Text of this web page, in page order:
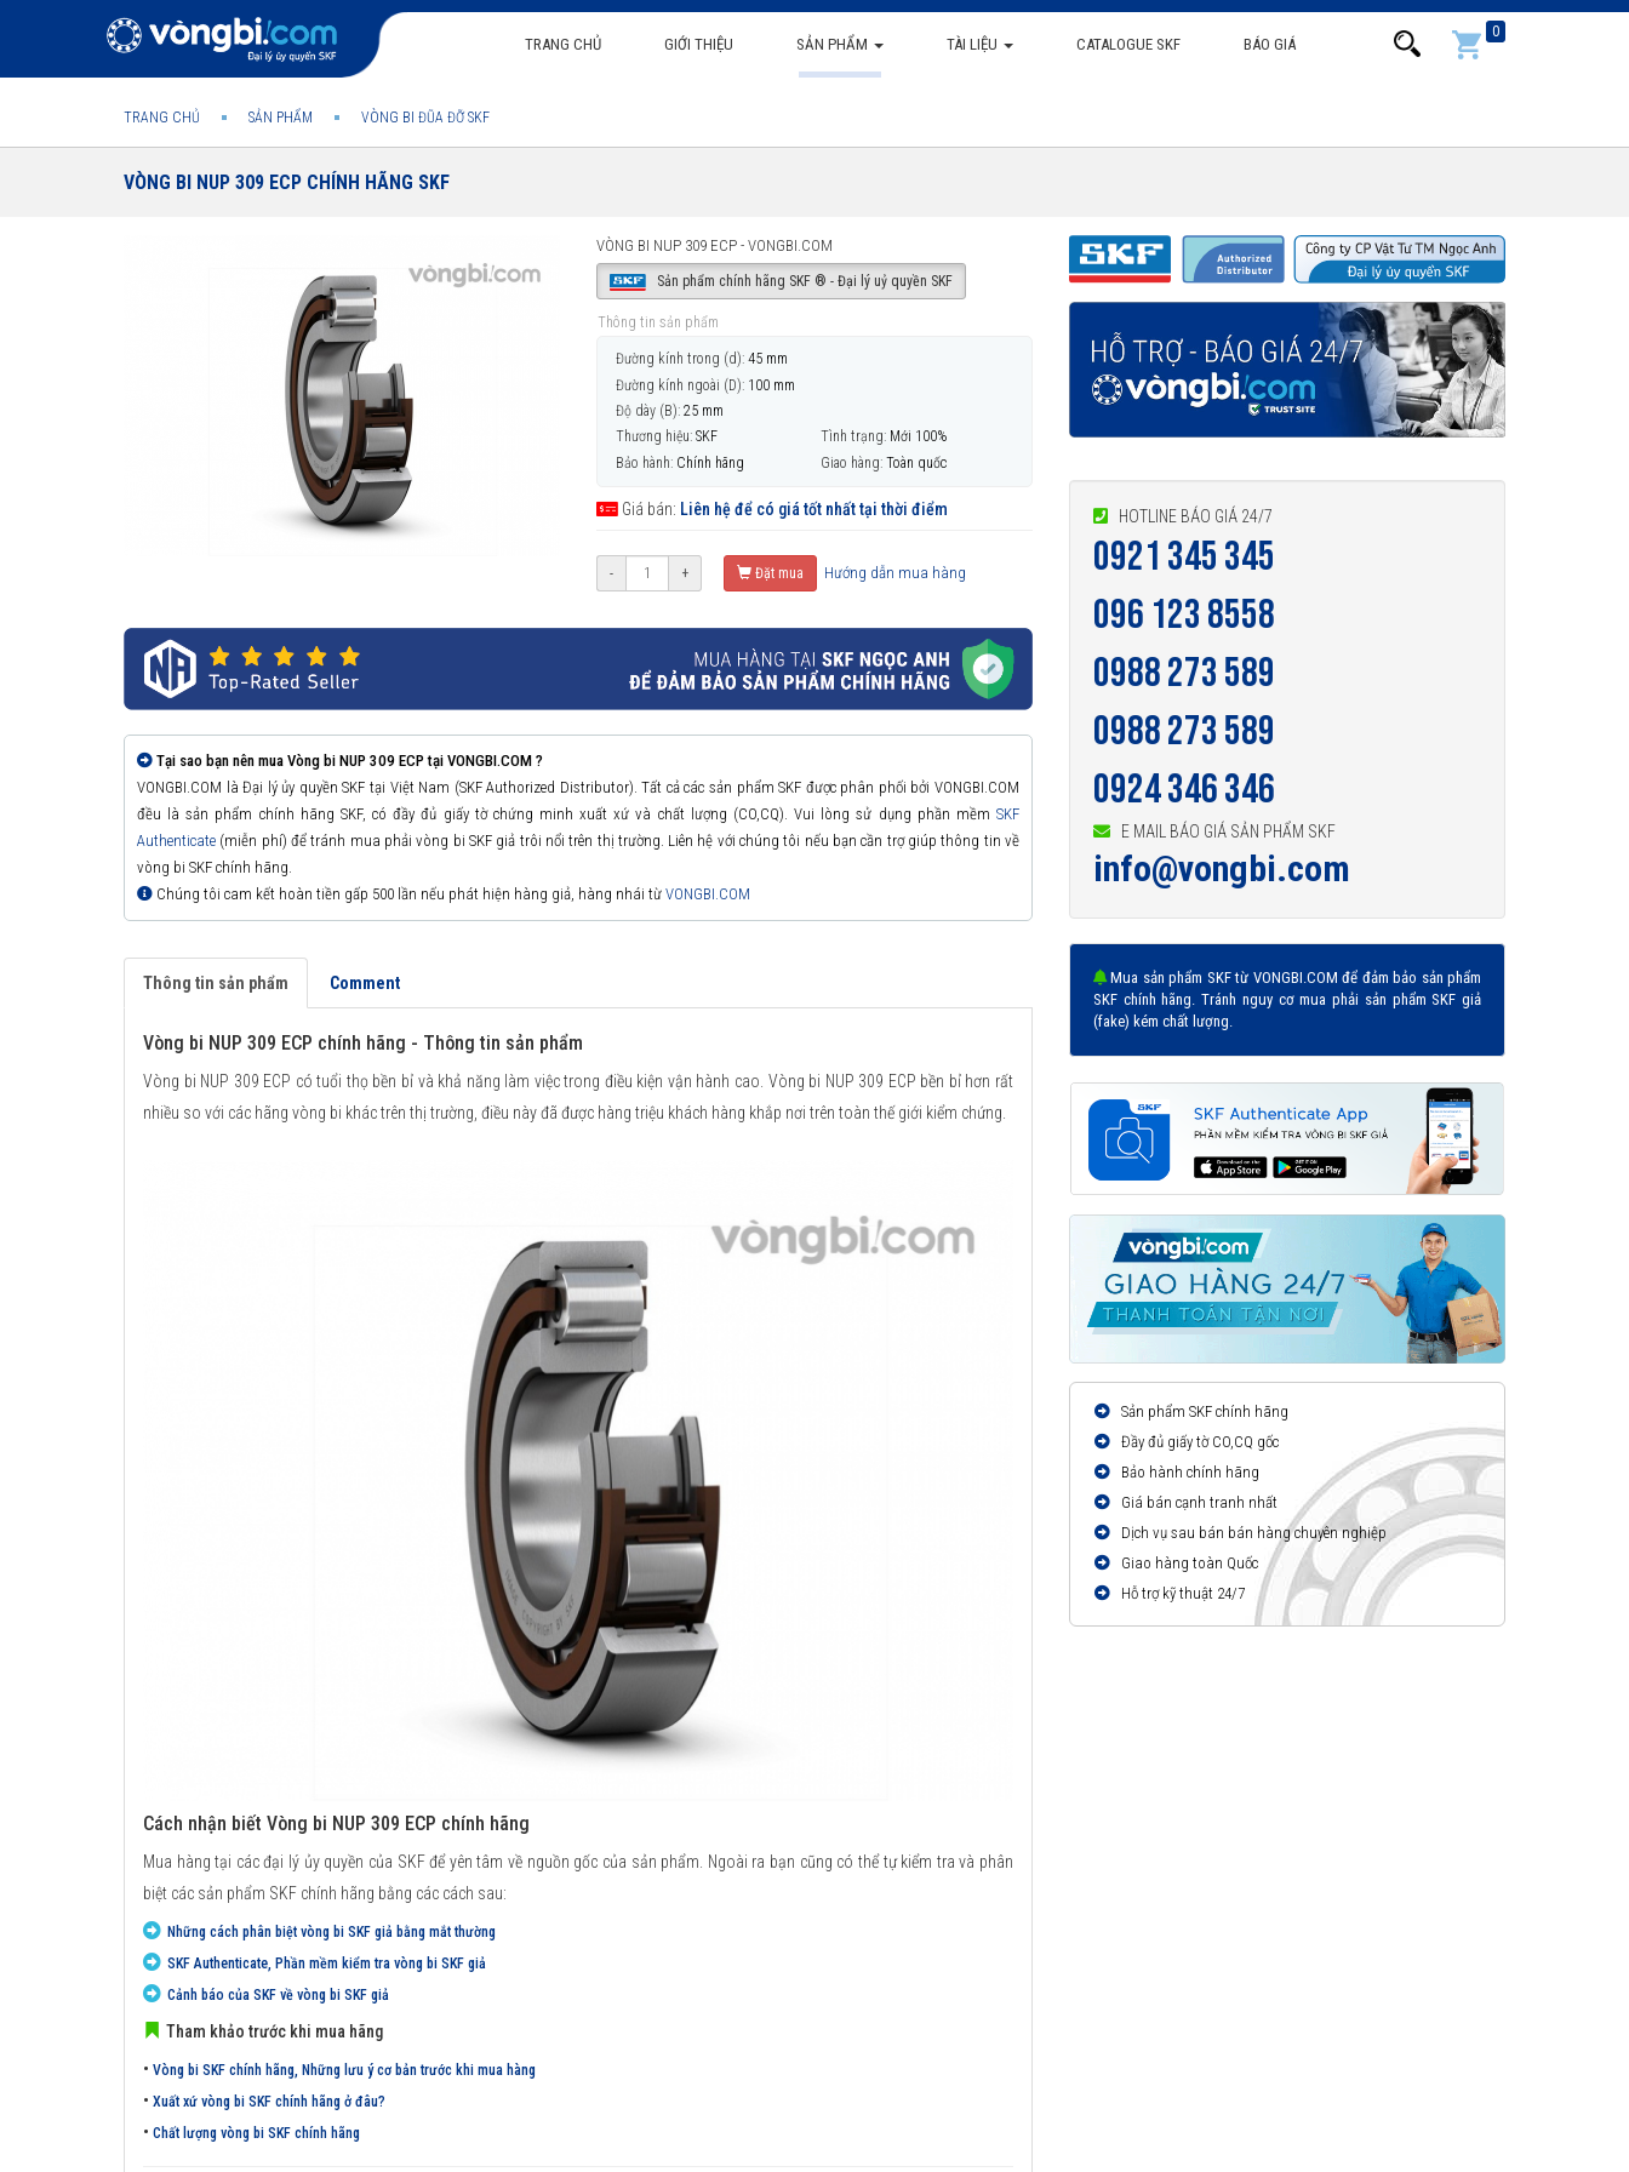
TRANG CHỦ GIỚI THIỆU SẢN PHẨM TÀI LIỆU CATALOGUE SKF BÁO GIÁ
0
TRANG CHỦ SẢN PHẨM VÒNG BI ĐŨA ĐỠ SKF
VÒNG BI NUP 309 ECP CHÍNH HÃNG SKF
VÒNG BI NUP 309 ECP - VONGBI.COM
Sản phẩm chính hãng SKF ® - Đại lý uỷ quyền SKF
Thông tin sản phẩm
Đường kính trong (d): 45 mm
Đường kính ngoài (D): 100 mm
Độ dày (B): 25 mm
Thương hiệu: SKF Tình trạng: Mới 100%
Bảo hành: Chính hãng Giao hàng: Toàn quốc
Giá bán: Liên hệ để có giá tốt nhất tại thời điểm
- + Đặt mua Hướng dẫn mua hàng
Tại sao bạn nên mua Vòng bi NUP 309 ECP tại VONGBI.COM ?
VONGBI.COM là Đại lý ủy quyền SKF tại Việt Nam (SKF Authorized Distributor). Tất cả các sản phẩm SKF được phân phối bởi VONGBI.COM
đều là sản phẩm chính hãng SKF, có đầy đủ giấy tờ chứng minh xuất xứ và chất lượng (CO,CQ). Vui lòng sử dụng phần mềm SKF
Authenticate (miễn phí) để tránh mua phải vòng bi SKF giả trôi nổi trên thị trường. Liên hệ với chúng tôi nếu bạn cần trợ giúp thông tin về
vòng bi SKF chính hãng.
Chúng tôi cam kết hoàn tiền gấp 500 lần nếu phát hiện hàng giả, hàng nhái từ VONGBI.COM
Thông tin sản phẩm Comment
Vòng bi NUP 309 ECP chính hãng - Thông tin sản phẩm
Vòng bi NUP 309 ECP có tuổi thọ bền bỉ và khả năng làm việc trong điều kiện vận hành cao. Vòng bi NUP 309 ECP bền bỉ hơn rất
nhiều so với các hãng vòng bi khác trên thị trường, điều này đã được hàng triệu khách hàng khắp nơi trên toàn thế giới kiểm chứng.
Cách nhận biết Vòng bi NUP 309 ECP chính hãng
Mua hàng tại các đại lý ủy quyền của SKF để yên tâm về nguồn gốc của sản phẩm. Ngoài ra bạn cũng có thể tự kiểm tra và phân
biệt các sản phẩm SKF chính hãng bằng các cách sau:
Những cách phân biệt vòng bi SKF giả bằng mắt thường
SKF Authenticate, Phần mềm kiểm tra vòng bi SKF giả
Cảnh báo của SKF về vòng bi SKF giả
Tham khảo trước khi mua hãng
• Vòng bi SKF chính hãng, Những lưu ý cơ bản trước khi mua hàng
• Xuất xứ vòng bi SKF chính hãng ở đâu?
• Chất lượng vòng bi SKF chính hãng
HOTLINE BÁO GIÁ 24/7
0921 345 345
096 123 8558
0988 273 589
0988 273 589
0924 346 346
E MAIL BÁO GIÁ SẢN PHẨM SKF
info@vongbi.com
Mua sản phẩm SKF từ VONGBI.COM để đảm bảo sản phẩm
SKF chính hãng. Tránh nguy cơ mua phải sản phẩm SKF giả
(fake) kém chất lượng.
Sản phẩm SKF chính hãng
Đầy đủ giấy tờ CO,CQ gốc
Bảo hành chính hãng
Giá bán cạnh tranh nhất
Dịch vụ sau bán bán hàng chuyên nghiệp
Giao hàng toàn Quốc
Hỗ trợ kỹ thuật 24/7